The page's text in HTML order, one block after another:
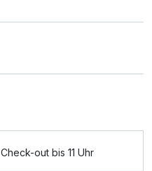
Check-out bis 11 Uhr